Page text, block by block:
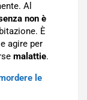
Al
non è
È
agire per
malattie.
le